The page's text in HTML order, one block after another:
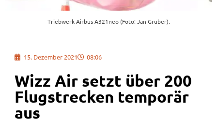
Triebwerk Airbus A321neo (Foto: Jan Gruber).
15. Dezember 2021 08:06
Wizz Air setzt über 200
Flugstrecken temporär
aus